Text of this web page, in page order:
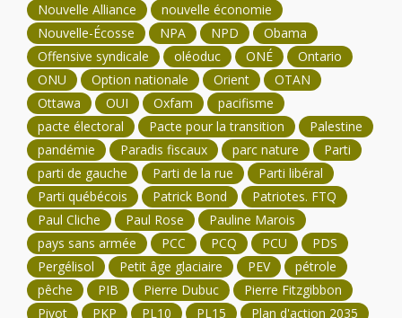
Nouvelle Alliance
nouvelle économie
Nouvelle-Écosse
NPA NPD
Obama
Offensive syndicale
oléoduc ONÉ
Ontario
ONU
Option nationale Orient
OTAN
Ottawa
OUI Oxfam
pacifisme
pacte électoral
Pacte pour la transition
Palestine
pandémie
Paradis fiscaux parc nature
Parti
parti de gauche
Parti de la rue
Parti libéral
Parti québécois
Patrick Bond
Patriotes. FTQ
Paul Cliche
Paul Rose
Pauline Marois
pays sans armée
PCC PCQ PCU
PDS
Pergélisol
Petit âge glaciaire PEV
pétrole
pêche
PIB Pierre Dubuc
Pierre Fitzgibbon
Pivot
PKP PL10 PL15
Plan d'action 2035